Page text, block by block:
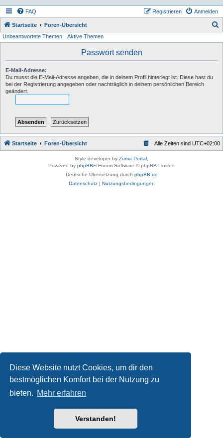
Diese Website nutzt Cookies, um dir den
bestmöglichen Komfort bei der Nutzung zu
bieten. Mehr erfahren
Verstanden!
FAQ Anmelden
Registrieren
Startseite Foren-Übersicht
Unbeantwortete Themen Aktive Themen
Passwort senden
E-Mail-Adresse:
Du musst die E-Mail-Adresse angeben, die in deinem Profil hinterlegt ist. Diese hast du
bei der Registrierung angegeben oder nachträglich in deinem persönlichen Bereich
geändert.
Startseite Foren-Übersicht Alle Zeiten sind UTC+02:00
Style developer by Zuma Portal
Powered by phpBB® Forum Software © phpBB Limited
Deutsche Übersetzung durch phpBB.de
Datenschutz| Nutzungsbedingungen